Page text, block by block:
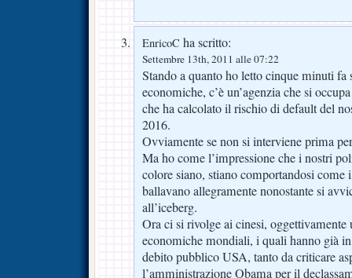
EnricoC ha scritto:
Settembre 13th, 2011 alle 07:22
Stando a quanto ho letto cinque minuti
economiche, c’è un’agenzia che si
che ha calcolato il rischio di default del
2016.
Ovviamente se non si interviene prima
Ma ho come l’impressione che i nostri
colore siano, stiano comportandosi come
ballavano allegramente nonostante si
all’iceberg.
Ora ci si rivolge ai cinesi, oggettivamente
economiche mondiali, i quali hanno già
debito pubblico USA, tanto da criticare
l’amministrazione Obama per il